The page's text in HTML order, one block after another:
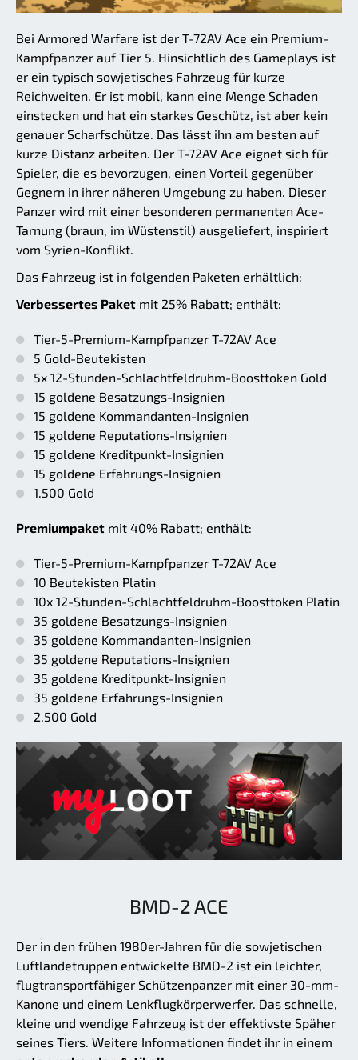
Bei Armored Warfare ist der T-72AV Ace ein Premium-
Kampfpanzer auf Tier 5. Hinsichtlich des Gameplays ist
er ein typisch sowjetisches Fahrzeug für kurze
Reichweiten. Er ist mobil, kann eine Menge Schaden
einstecken und hat ein starkes Geschütz, ist aber kein
genauer Scharfschütze. Das lässt ihn am besten auf
kurze Distanz arbeiten. Der T-72AV Ace eignet sich für
Spieler, die es bevorzugen, einen Vorteil gegenüber
Gegnern in ihrer näheren Umgebung zu haben. Dieser
Panzer wird mit einer besonderen permanenten Ace-
Tarnung (braun, im Wüstenstil) ausgeliefert, inspiriert
vom Syrien-Konflikt.
Das Fahrzeug ist in folgenden Paketen erhältlich:
Verbessertes Paket mit 25% Rabatt; enthält:
Tier-5-Premium-Kampfpanzer T-72AV Ace
5 Gold-Beutekisten
5x 12-Stunden-Schlachtfeldruhm-Boosttoken Gold
15 goldene Besatzungs-Insignien
15 goldene Kommandanten-Insignien
15 goldene Reputations-Insignien
15 goldene Kreditpunkt-Insignien
15 goldene Erfahrungs-Insignien
1.500 Gold
Premiumpaket mit 40% Rabatt; enthält:
Tier-5-Premium-Kampfpanzer T-72AV Ace
10 Beutekisten Platin
10x 12-Stunden-Schlachtfeldruhm-Boosttoken Platin
35 goldene Besatzungs-Insignien
35 goldene Kommandanten-Insignien
35 goldene Reputations-Insignien
35 goldene Kreditpunkt-Insignien
35 goldene Erfahrungs-Insignien
2.500 Gold
BMD-2 ACE
Der in den frühen 1980er-Jahren für die sowjetischen
Luftlandetruppen entwickelte BMD-2 ist ein leichter,
flugtransportfähiger Schützenpanzer mit einer 30-mm-
Kanone und einem Lenkflugkörperwerfer. Das schnelle,
kleine und wendige Fahrzeug ist der effektivste Späher
seines Tiers. Weitere Informationen findet ihr in einem